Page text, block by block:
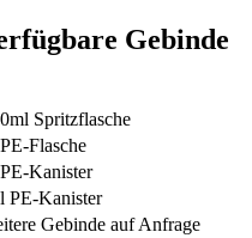
Gebinde
Spritzflasche
Flasche
Kanister
PE-Kanister
Gebinde auf Anfrage